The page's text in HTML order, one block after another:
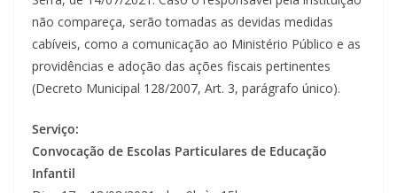
não compareça, serão tomadas as devidas medidas
cabíveis, como a comunicação ao Ministério Público e as
providências e adoção das ações fiscais pertinentes
(Decreto Municipal 128/2007, Art. 3, parágrafo único).
Serviço:
Convocação de Escolas Particulares de Educação
Infantil